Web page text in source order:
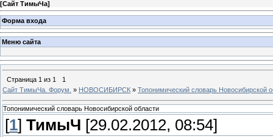
[Сайт ТимыЧа]
Форма входа
Меню сайта
Страница 1 из 1
1
Сайт ТимыЧа. Форум. » НОВОСИБИРСК » Топонимический словарь Новосибирской
Топонимический словарь Новосибирской области
[1] ТимыЧ [29.02.2012, 08:54]